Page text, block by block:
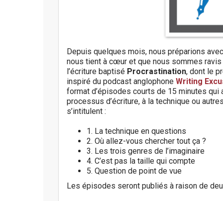
Depuis quelques mois, nous préparions avec
nous tient à cœur et que nous sommes ravis
l’écriture baptisé Procrastination, dont le
inspiré du podcast anglophone Writing
format d’épisodes courts de 15 minutes
processus d’écriture, à la technique ou
s’intitulent :
1. La technique en questions
2. Où allez-vous chercher tout ça ?
3. Les trois genres de l’imaginaire
4. C’est pas la taille qui compte
5. Question de point de vue
Les épisodes seront publiés à raison de